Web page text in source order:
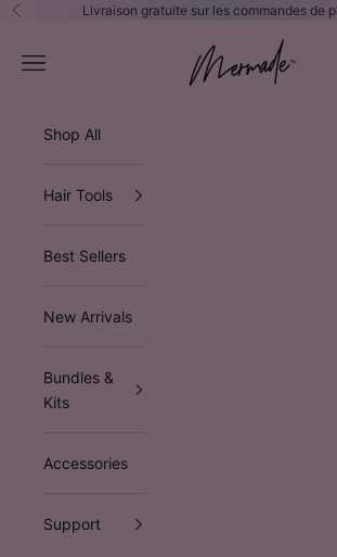
Passer au contenu
Précédent Livraison gratuite sur les commandes de
Mermade Hair™
Ouvrir la navigation
Shop All
Hair Tools
Best Sellers
New Arrivals
Bundles &
Kits
Accessories
Support